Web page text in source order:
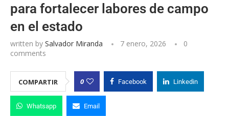
para fortalecer labores de campo
en el estado
written by Salvador Miranda 7 enero, 2026
0
comments
COMPARTIR 0 Facebook Linkedin
Whatsapp Email